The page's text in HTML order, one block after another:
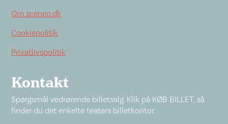
Om scenen.dk
Cookiepolitik
Privatlivspolitik
Kontakt
Spørgsmål vedrørende billetsalg. Klik på KØB BILLET, så
finder du det enkelte teaters billetkontor.